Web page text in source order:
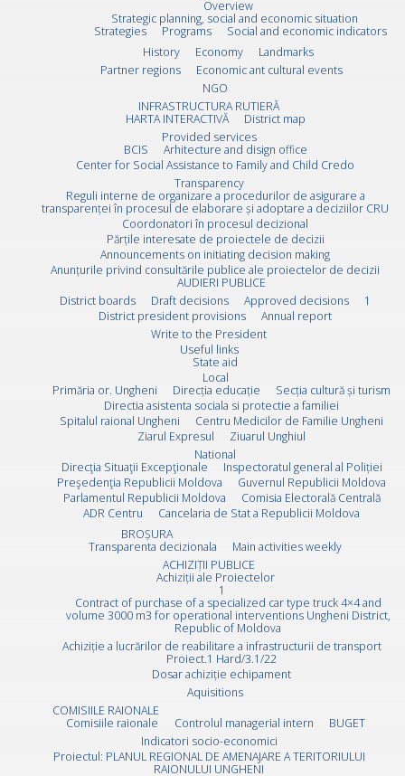
Overview
Strategic planning, social and economic situation
Strategies
Programs
Social and economic indicators
History
Economy
Landmarks
Partner regions
Economic ant cultural events
NGO
INFRASTRUCTURA RUTIERĂ
HARTA INTERACTIVĂ
District map
Provided services
BCIS
Arhitecture and disign office
Center for Social Assistance to Family and Child Credo
Transparency
Reguli interne de organizare a procedurilor de asigurare a
transparenței în procesul de elaborare și adoptare a deciziilor CRU
Coordonatori în procesul decizional
Părțile interesate de proiectele de decizii
Announcements on initiating decision making
Anunțurile privind consultările publice ale proiectelor de decizii
AUDIERI PUBLICE
District boards
Draft decisions Approved decisions
1
District president provisions
Annual report
Write to the President
Useful links
State aid
Local
Primăria or. Ungheni
Direcția educație
Secția cultură și turism
Directia asistenta sociala si protectie a familiei
Spitalul raional Ungheni
Centru Medicilor de Familie Ungheni
Ziarul Expresul
Ziuarul Unghiul
National
Direcţia Situaţii Excepţionale
Inspectoratul general al Poliției
Preşedenţia Republicii Moldova
Guvernul Republicii Moldova
Parlamentul Republicii Moldova
Comisia Electorală Centrală
ADR Centru
Cancelaria de Stat a Republicii Moldova
BROȘURA
Transparenta decizionala
Main activities weekly
ACHIZIȚII PUBLICE
Achiziții ale Proiectelor
1
Contract of purchase of a specialized car type truck 4×4 and
volume 3000 m3 for operational interventions Ungheni District,
Republic of Moldova
Achiziție a lucrărilor de reabilitare a infrastructurii de transport
Proiect.1 Hard/3.1/22
Dosar achiziție echipament
Aquisitions
COMISIILE RAIONALE
Comisiile raionale
Controlul managerial intern
BUGET
Indicatori socio-economici
Proiectul: PLANUL REGIONAL DE AMENAJARE A TERITORIULUI
RAIONULUI UNGHENI